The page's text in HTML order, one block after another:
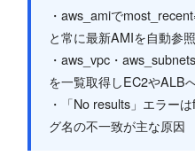
・aws_amiで
と常に最新AMIを自動参
・aws_vpc・
を一覧取得しEC2やALB
・「No results」エラー
グ名の不一致が主な原因